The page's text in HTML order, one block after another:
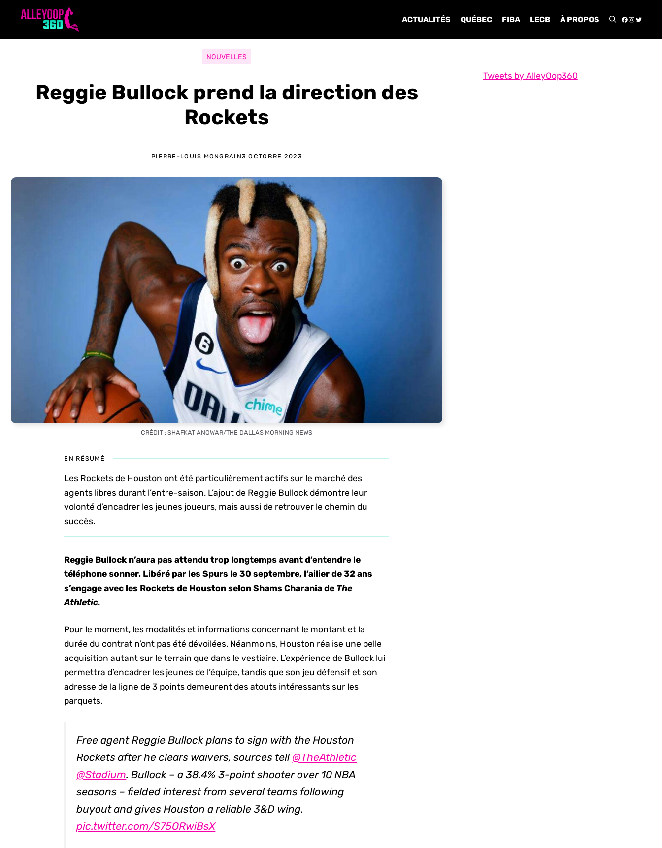
ACTUALITÉS QUÉBEC FIBA LECB À PROPOS
NOUVELLES
Reggie Bullock prend la direction des
Rockets
PIERRE-LOUIS MONGRAIN3 OCTOBRE 2023
CRÉDIT : SHAFKAT ANOWAR/THE DALLAS MORNING NEWS
EN RÉSUMÉ
Les Rockets de Houston ont été particulièrement actifs sur le marché des
agents libres durant l’entre-saison. L’ajout de Reggie Bullock démontre leur
volonté d’encadrer les jeunes joueurs, mais aussi de retrouver le chemin du
succès.
Reggie Bullock n’aura pas attendu trop longtemps avant d’entendre le
téléphone sonner. Libéré par les Spurs le 30 septembre, l’ailier de 32 ans
s’engage avec les Rockets de Houston selon Shams Charania de The
Athletic.
Pour le moment, les modalités et informations concernant le montant et la
durée du contrat n’ont pas été dévoilées. Néanmoins, Houston réalise une belle
acquisition autant sur le terrain que dans le vestiaire. L’expérience de Bullock lui
permettra d’encadrer les jeunes de l’équipe, tandis que son jeu défensif et son
adresse de la ligne de 3 points demeurent des atouts intéressants sur les
parquets.
Free agent Reggie Bullock plans to sign with the Houston
Rockets after he clears waivers, sources tell @TheAthletic
@Stadium. Bullock – a 38.4% 3-point shooter over 10 NBA
seasons – fielded interest from several teams following
buyout and gives Houston a reliable 3&D wing.
pic.twitter.com/S75ORwiBsX
Tweets by AlleyOop360